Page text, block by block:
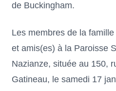
de Buckingham.
Les membres de la
et amis(es) à la Paroisse
Nazianze, située au 150,
Gatineau, le samedi 17